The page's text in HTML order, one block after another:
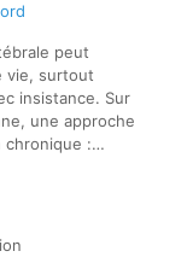
peut
vie, surtout
insistance. Sur
une approche
chronique :…